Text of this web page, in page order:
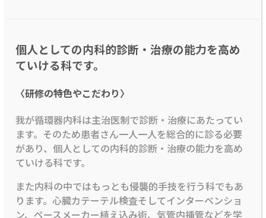
個人としての内科的診断・治療の能力を高め
ていける科です。
〈研修の特色やこだわり〉
我が循環器内科は主治医制で診断・治療にあたってい
ます。そのため患者さん一人一人を総合的に診る必要
があり、個人としての内科的診断・治療の能力を高め
ていける科です。
また内科の中ではもっとも侵襲的手技を行う科でもあ
ります。心臓カテーテル検査そしてインターベンショ
ン、ペースメーカー植え込み術、気管内挿管などを学